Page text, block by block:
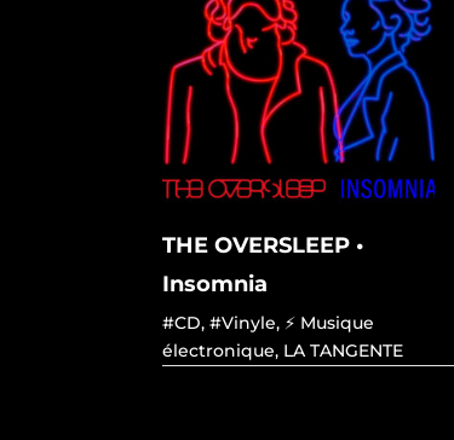
THE OVERSLEEP •
Insomnia
#CD,#Vinyle, ⚡ Musique
électronique, LA TANGENTE